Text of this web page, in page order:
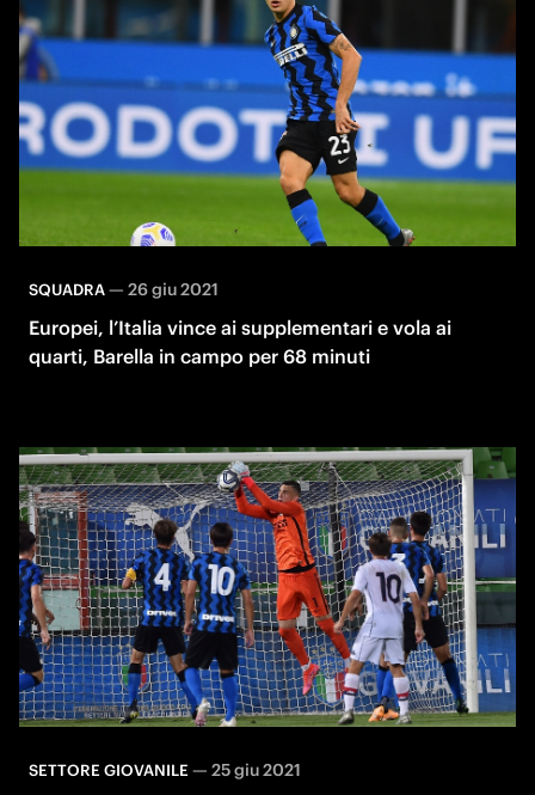
SQUADRA— 26 giu 2021
Europei, l’Italia vince ai supplementari e vola ai
quarti, Barella in campo per 68 minuti
SETTORE GIOVANILE— 25 giu 2021